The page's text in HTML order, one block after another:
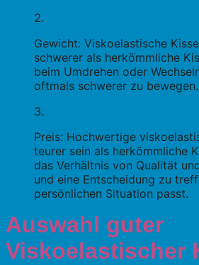
Gewicht: Viskoelastische
schwerer als herkömmliche
beim Umdrehen oder
oftmals schwerer zu bewegen.
Preis: Hochwertige
teurer sein als herkömmliche
das Verhältnis von Qualität
und eine Entscheidung zu
persönlichen Situation passt.
Auswahl guter
Viskoelastischer